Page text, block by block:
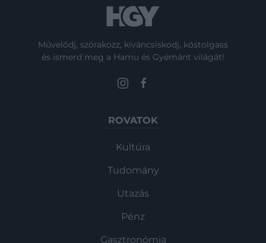
Művelődj, szórakozz, kíváncsiskodj, kóstolgass
és ismerd meg a Hamu és Gyémánt világát!
ROVATOK
Kultúra
Tudomány
Utazás
Pénz
Gasztronómia